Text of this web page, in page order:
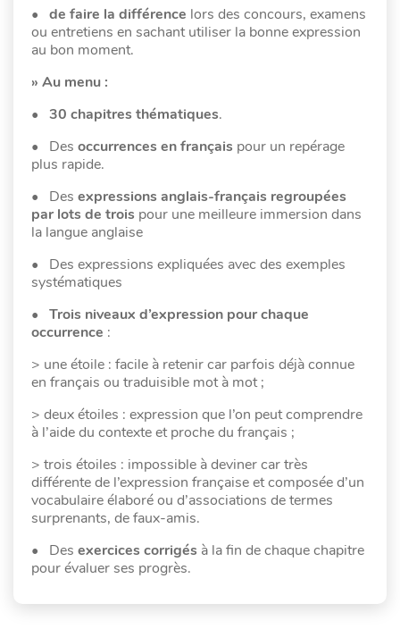
• de faire la différence lors des concours, examens
ou entretiens en sachant utiliser la bonne expression
au bon moment.
» Au menu :
• 30 chapitres thématiques.
• Des occurrences en français pour un repérage
plus rapide.
• Des expressions anglais-français regroupées
par lots de trois pour une meilleure immersion dans
la langue anglaise
• Des expressions expliquées avec des exemples
systématiques
• Trois niveaux d’expression pour chaque
occurrence :
> une étoile : facile à retenir car parfois déjà connue
en français ou traduisible mot à mot ;
> deux étoiles : expression que l’on peut comprendre
à l’aide du contexte et proche du français ;
> trois étoiles : impossible à deviner car très
différente de l’expression française et composée d’un
vocabulaire élaboré ou d’associations de termes
surprenants, de faux-amis.
• Des exercices corrigés à la fin de chaque chapitre
pour évaluer ses progrès.